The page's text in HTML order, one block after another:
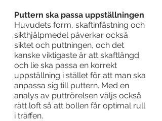
Puttern ska passa uppställningen
Huvudets form, skaftinfästning och
sikthjälpmedel påverkar också
siktet och puttningen, och det
kanske viktigaste är att skaftlängd
och lie ska passa en korrekt
uppställning i stället för att man ska
anpassa sig till puttern. Med en
analys av puttrörelsen väljs också
rätt loft så att bollen får optimal rull
i träffen.